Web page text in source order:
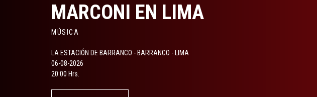
MARCONI EN LIMA
MÚSICA
LA ESTACIÓN DE BARRANCO - BARRANCO - LIMA
06-08-2026
20:00 Hrs.